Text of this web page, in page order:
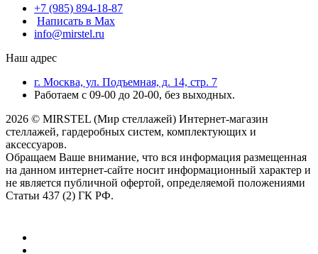
+7 (985) 894-18-87
Написать в Max
info@mirstel.ru
Наш адрес
г. Москва, ул. Подъемная, д. 14, стр. 7
Работаем с 09-00 до 20-00, без выходных.
2026 © MIRSTEL (Мир стеллажей) Интернет-магазин
стеллажей, гардеробных систем, комплектующих и
аксессуаров.
Обращаем Ваше внимание, что вся информация размещенная
на данном интернет-сайте носит информационный характер и
не является публичной офертой, определяемой положениями
Статьи 437 (2) ГК РФ.